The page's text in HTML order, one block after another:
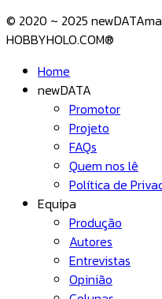
© 2020 ~ 2025
HOBBYHOLO.COM®
Home
newDATA
Promotor
Projeto
FAQs
Quem nos lê
Política de
Equipa
Produção
Autores
Entrevistas
Opinião